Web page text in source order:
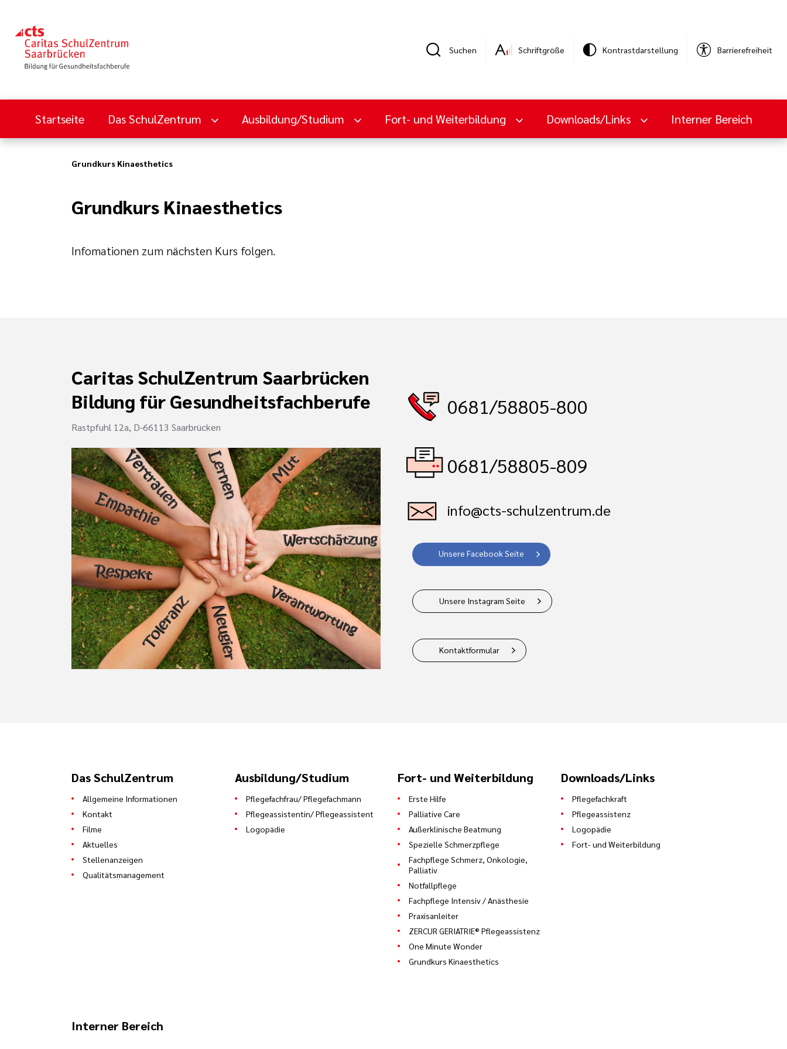
Suchen Schriftgröße Kontrastdarstellung Barrierefreiheit
Startseite Das SchulZentrum Ausbildung/Studium Fort- und Weiterbildung Downloads/Links Interner Bereich
Grundkurs Kinaesthetics
Grundkurs Kinaesthetics
Infomationen zum nächsten Kurs folgen.
Caritas SchulZentrum Saarbrücken
Bildung für Gesundheitsfachberufe
Rastpfuhl 12a, D-66113 Saarbrücken
0681/58805-800
0681/58805-809
info@cts-schulzentrum.de
Unsere Facebook Seite
Unsere Instagram Seite
Kontaktformular
Das SchulZentrum
Allgemeine Informationen
Kontakt
Filme
Aktuelles
Stellenanzeigen
Qualitätsmanagement
Ausbildung/Studium
Pflegefachfrau/ Pflegefachmann
Pflegeassistentin/ Pflegeassistent
Logopädie
Fort- und Weiterbildung
Erste Hilfe
Palliative Care
Außerklinische Beatmung
Spezielle Schmerzpflege
Fachpflege Schmerz, Onkologie,
Palliativ
Notfallpflege
Fachpflege Intensiv / Anästhesie
Praxisanleiter
ZERCUR GERIATRIE® Pflegeassistenz
One Minute Wonder
Grundkurs Kinaesthetics
Downloads/Links
Pflegefachkraft
Pflegeassistenz
Logopädie
Fort- und Weiterbildung
Interner Bereich